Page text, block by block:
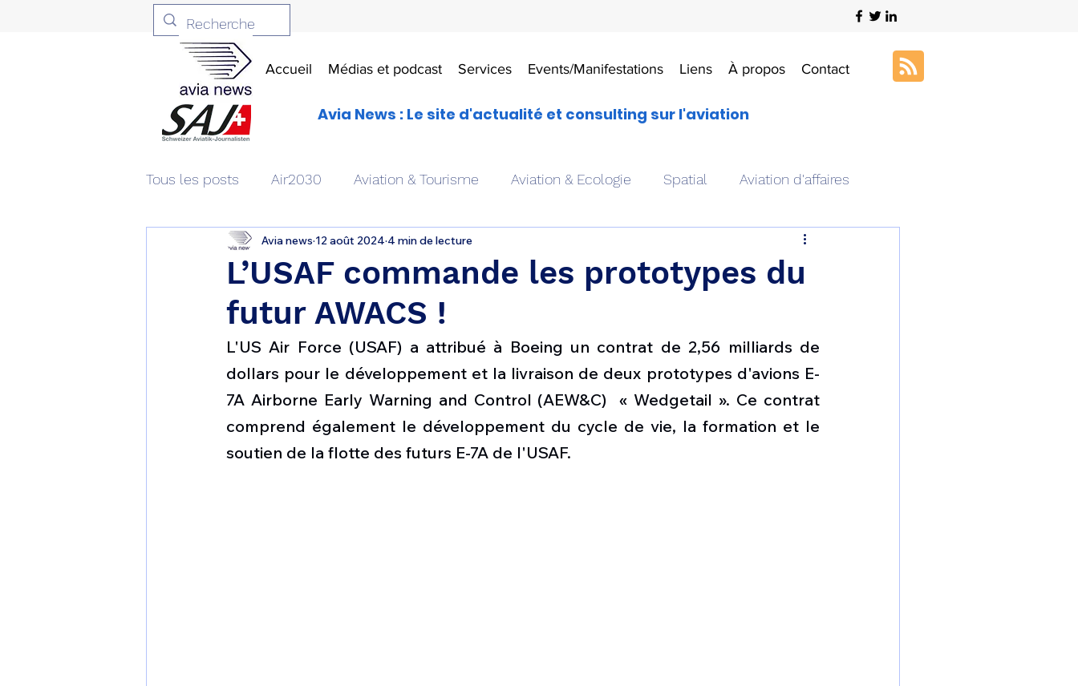
Accueil Médias et podcast Services Events/Manifestations Liens À propos Contact
Avia News : Le site d'actualité et consulting sur l'aviation
Tous les posts Air2030 Aviation & Tourisme Aviation & Ecologie Spatial Aviation d'affaires
Aviation & Défense Livres Drones aériens Art & Aviation
Patrimoine aéronautique Avionique & pilotage
1 er avril Motorisation Défense sol-air DSA Amphibie Drones Composante ESPACE
Shenyang J-35 Bombardier Global 6500 Fret aérien Salon Aéronautique de Dubaï 25
L’USAF commande les prototypes du
futur AWACS !
Avia news 12 août 2024 4 min de lecture
L'US Air Force (USAF) a attribué à Boeing un contrat de 2,56 milliards de
dollars pour le développement et la livraison de deux prototypes d'avions E-
7A Airborne Early Warning and Control (AEW&C)  « Wedgetail ». Ce contrat
comprend également le développement du cycle de vie, la formation et le
soutien de la flotte des futurs E-7A de l'USAF.